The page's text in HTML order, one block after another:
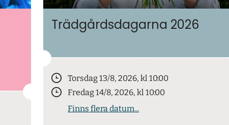
Trädgårdsdagarna 2026
Torsdag 13/8, 2026, kl 10:00
Fredag 14/8, 2026, kl 10:00
Finns flera datum...